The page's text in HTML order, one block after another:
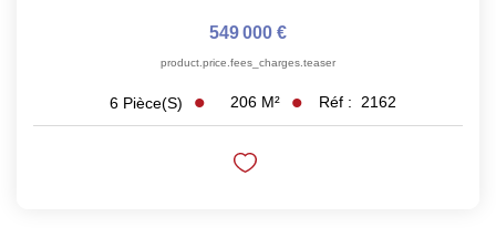
549 000 €
product.price.fees_charges.teaser
6 Pièce(s) 206 M² Réf : 2162